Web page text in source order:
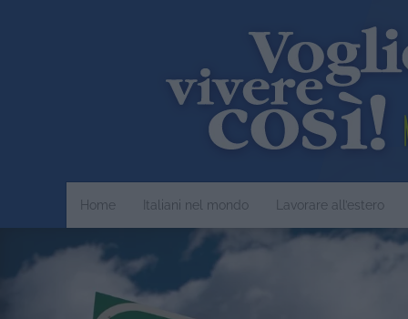
Home Italiani nel mondo Lavorare all’estero